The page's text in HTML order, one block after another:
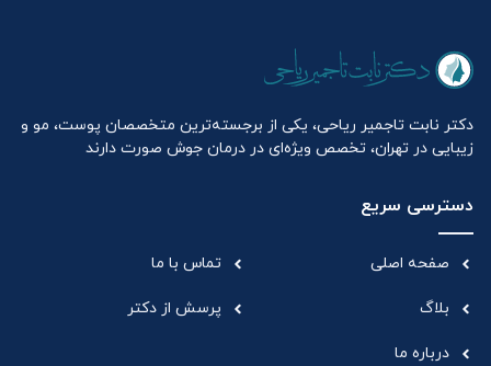
دکتر نابت تاجمیر ریاحی، یکی از برجسته‌ترین متخصصان پوست، مو و
زیبایی در تهران، تخصص ویژه‌ای در درمان جوش صورت دارند
دسترسی سریع
صفحه اصلی
بلاگ
درباره ما
تماس با ما
پرسش از دکتر